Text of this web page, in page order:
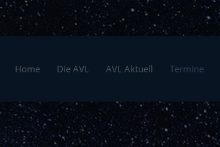
Home Die AVL AVL Aktuell Termine